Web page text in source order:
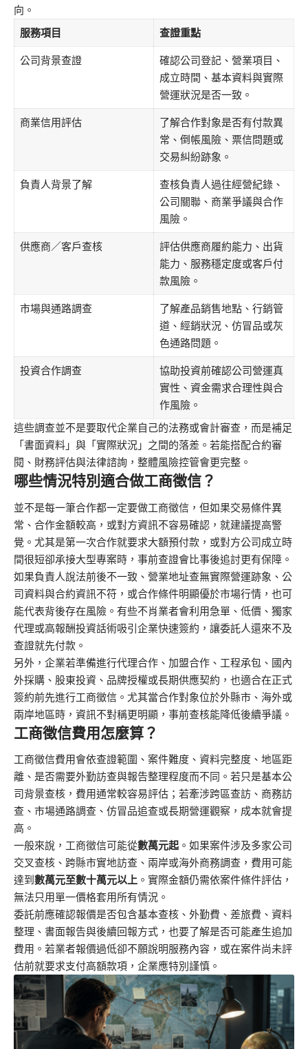
向。
服務項目
查證重點
公司背景查證
確認公司登記、營業項目、
成立時間、基本資料與實際
營運狀況是否一致。
商業信用評估
了解合作對象是否有付款異
常、倒帳風險、票信問題或
交易糾紛跡象。
負責人背景了解
查核負責人過往經營紀錄、
公司關聯、商業爭議與合作
風險。
供應商／客戶查核
評估供應商履約能力、出貨
能力、服務穩定度或客戶付
款風險。
市場與通路調查
了解產品銷售地點、行銷管
道、經銷狀況、仿冒品或灰
色通路問題。
投資合作調查
協助投資前確認公司營運真
實性、資金需求合理性與合
作風險。
這些調查並不是要取代企業自己的法務或會計審查，而是補足
「書面資料」與「實際狀況」之間的落差。若能搭配合約審
閱、財務評估與法律諮詢，整體風險控管會更完整。
哪些情況特別適合做工商徵信？
並不是每一筆合作都一定要做工商徵信，但如果交易條件異
常、合作金額較高，或對方資訊不容易確認，就建議提高警
覺。尤其是第一次合作就要求大額預付款，或對方公司成立時
間很短卻承接大型專案時，事前查證會比事後追討更有保障。
如果負責人說法前後不一致、營業地址查無實際營運跡象、公
司資料與合約資訊不符，或合作條件明顯優於市場行情，也可
能代表背後存在風險。有些不肖業者會利用急單、低價、獨家
代理或高報酬投資話術吸引企業快速簽約，讓委託人還來不及
查證就先付款。
另外，企業若準備進行代理合作、加盟合作、工程承包、國內
外採購、股東投資、品牌授權或長期供應契約，也適合在正式
簽約前先進行工商徵信。尤其當合作對象位於外縣市、海外或
兩岸地區時，資訊不對稱更明顯，事前查核能降低後續爭議。
工商徵信費用怎麼算？
工商徵信費用會依查證範圍、案件難度、資料完整度、地區距
離、是否需要外勤訪查與報告整理程度而不同。若只是基本公
司背景查核，費用通常較容易評估；若牽涉跨區查訪、商務訪
查、市場通路調查、仿冒品追查或長期營運觀察，成本就會提
高。
一般來說，工商徵信可能從數萬元起。如果案件涉及多家公司
交叉查核、跨縣市實地訪查、兩岸或海外商務調查，費用可能
達到數萬元至數十萬元以上 。實際金額仍需依案件條件評估，
無法只用單一價格套用所有情況。
委託前應確認報價是否包含基本查核、外勤費、差旅費、資料
整理、書面報告與後續回報方式，也要了解是否可能產生追加
費用。若業者報價過低卻不願說明服務內容，或在案件尚未評
估前就要求支付高額款項，企業應特別謹慎。